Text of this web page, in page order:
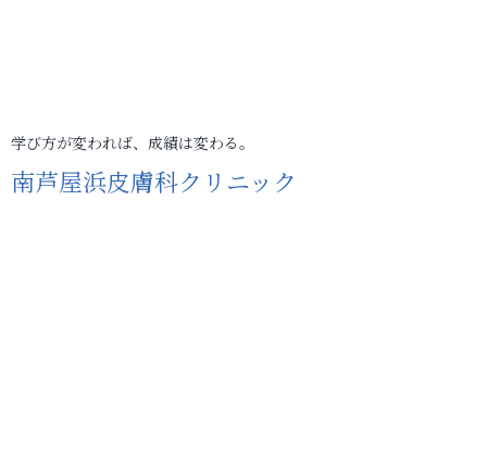
学び方が変われば、成績は変わる。
南芦屋浜皮膚科クリニック